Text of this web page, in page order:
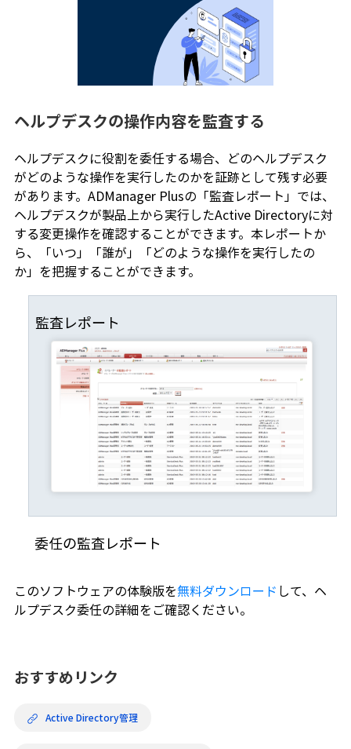
ヘルプデスクの操作内容を監査する
ヘルプデスクに役割を委任する場合、どのヘルプデスク
がどのような操作を実行したのかを証跡として残す必要
があります。ADManager Plusの「監査レポート」では、
ヘルプデスクが製品上から実行したActive Directoryに対
する変更操作を確認することができます。本レポートか
ら、「いつ」「誰が」「どのような操作を実行したの
か」を把握することができます。
監査レポート
委任の監査レポート
このソフトウェアの体験版を無料ダウンロード して、ヘ
ルプデスク委任の詳細をご確認ください。
おすすめリンク
Active Directory管理